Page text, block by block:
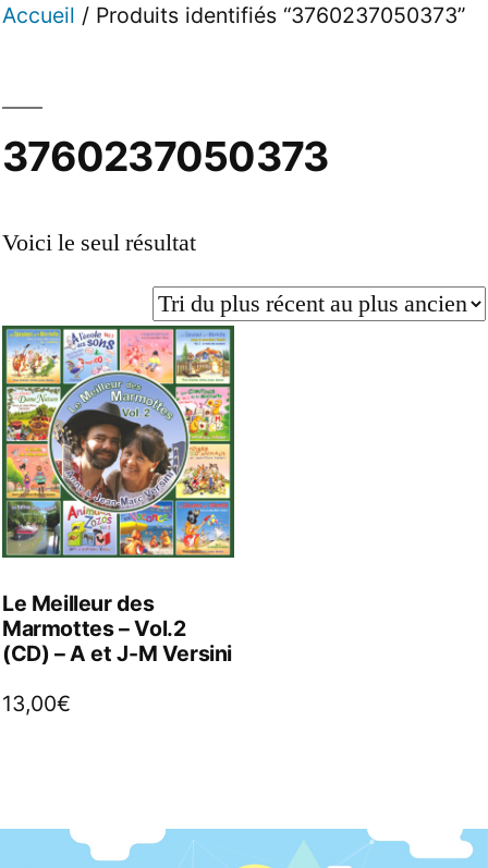
Accueil / Produits identifiés “3760237050373”
3760237050373
Voici le seul résultat
Le Meilleur des
Marmottes – Vol.2
(CD) – A et J-M Versini
13,00€